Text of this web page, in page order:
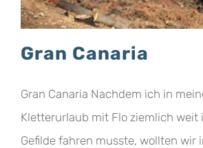
Gran Canaria
Gran Canaria Nachdem ich in
Kletterurlaub mit Flo ziemlich weit
Gefilde fahren musste, wollten wir